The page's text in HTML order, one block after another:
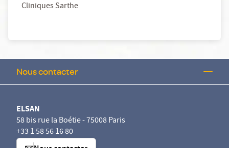
Cliniques Sarthe
Nous contacter
ELSAN
58 bis rue la Boétie - 75008 Paris
+33 1 58 56 16 80